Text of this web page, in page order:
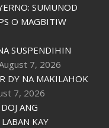
SUMUNOD
O MAGBITIW
SUSPENDIHIN
7, 2026
DY NA MAKILAHOK
7, 2026
ANG
KAY